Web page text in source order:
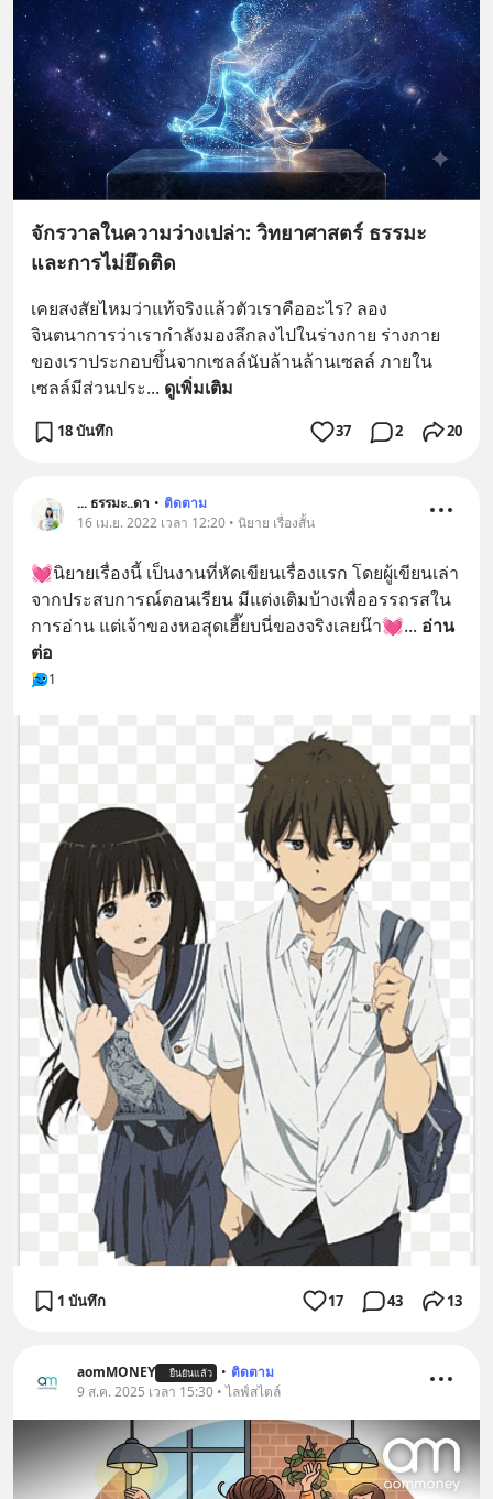
จักรวาลในความว่างเปล่า: วิทยาศาสตร์ ธรรมะ
และการไม่ยึดติด
เคยสงสัยไหมว่าแท้จริงแล้วตัวเราคืออะไร? ลอง
จินตนาการว่าเรากำลังมองลึกลงไปในร่างกาย ร่างกาย
ของเราประกอบขึ้นจากเซลล์นับล้านล้านเซลล์ ภายใน
เซลล์มีส่วนประ... ดูเพิ่มเติม
18 บันทึก 37 2 20
... ธรรมะ..ดา • ติดตาม
16 เม.ย. 2022 เวลา 12:20 • นิยาย เรื่องสั้น
💓นิยายเรื่องนี้ เป็นงานที่หัดเขียนเรื่องแรก โดยผู้เขียนเล่า
จากประสบการณ์ตอนเรียน มีแต่งเติมบ้างเพื่ออรรถรสใน
การอ่าน แต่เจ้าของหอสุดเฮี๊ยบนี่ของจริงเลยน๊า💓... อ่าน
ต่อ
1
1 บันทึก 17 43 13
aomMONEY ยืนยันแล้ว • ติดตาม
9 ส.ค. 2025 เวลา 15:30 • ไลฟ์สไตล์